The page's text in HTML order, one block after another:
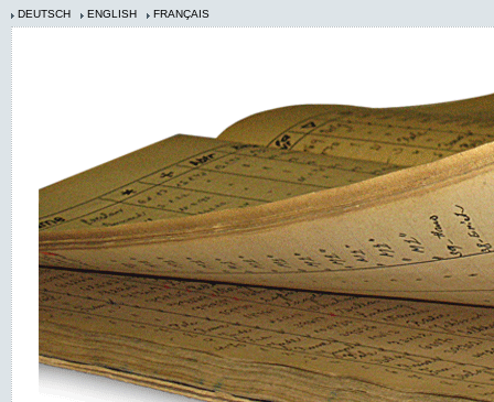
DEUTSCH ENGLISH FRANÇAIS